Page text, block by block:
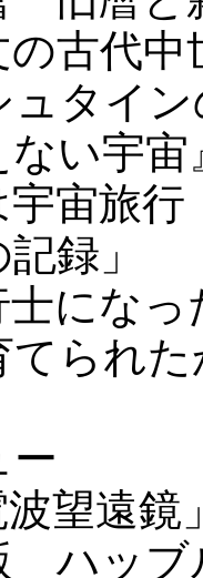
の古代
ュタイ
ない宇宙
宇宙旅
録」
士にな
てられ
ー
波望遠鏡
ハッブ